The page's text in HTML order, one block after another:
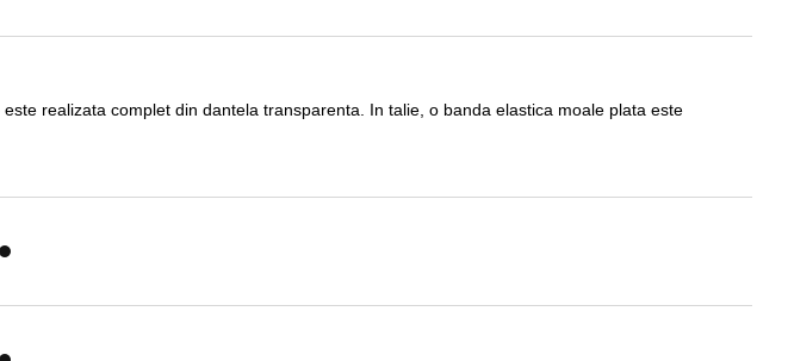
realizata complet din dantela transparenta. In talie, o banda elastica moale plata este